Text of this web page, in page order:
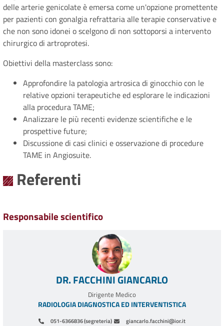
delle arterie genicolate è emersa come un'opzione promettente
per pazienti con gonalgia refrattaria alle terapie conservative e
che non sono idonei o scelgono di non sottoporsi a intervento
chirurgico di artroprotesi.
Obiettivi della masterclass sono:
Approfondire la patologia artrosica di ginocchio con le
relative opzioni terapeutiche ed esplorare le indicazioni
alla procedura TAME;
Analizzare le più recenti evidenze scientifiche e le
prospettive future;
Discussione di casi clinici e osservazione di procedure
TAME in Angiosuite.
Referenti
Responsabile scientifico
051-6366836 (segreteria) giancarlo.facchini@ior.it
DR. FACCHINI GIANCARLO
Dirigente Medico
RADIOLOGIA DIAGNOSTICA ED INTERVENTISTICA